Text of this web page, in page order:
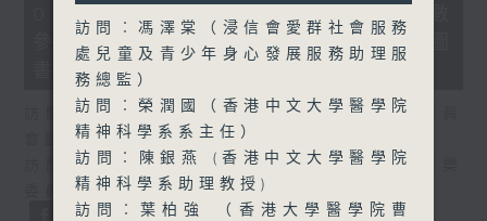
minutes,
seconds
07/08/2026 - 流動圖書館使用人數
參差 申訴專員主動調查康文署三項圖
書館服務
訪問：何敬康（立法會民政及文化體育事務委員
會副主席）
訪問：董健莉（沙田區議會社區參與及文化康樂
委員會委員）
訪問︰馮澤棠（浸信會愛群社會服務
處兒童及青少年身心發展服務助理服
務總監）
訪問︰榮潤國（香港中文大學醫學院
精神科學系系主任）
訪問︰陳銀燕 (香港中文大學醫學院
精神科學系助理教授)
訪問︰葉柏強 （香港大學醫學院曹